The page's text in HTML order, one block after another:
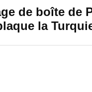
de boîte de
la